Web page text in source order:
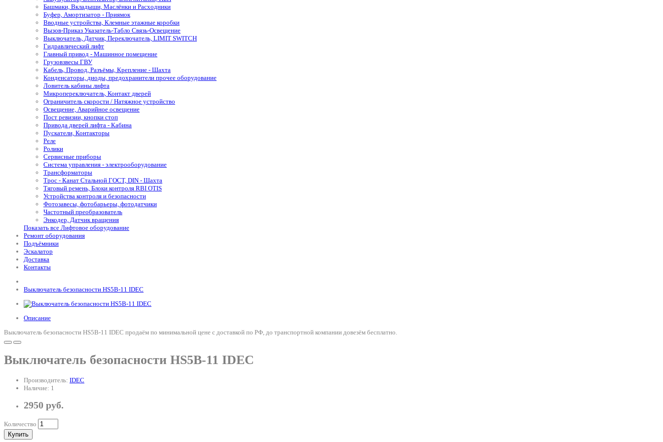
Башмаки, Вкладыши, Маслёнки и Расходники
Буфер, Амортизатор - Приямок
Вводные устройства, Клемные этажные коробки
Вызов-Приказ Указатель-Табло Связь-Освещение
Выключатель, Датчик, Переключатель, LIMIT SWITCH
Гидравлический лифт
Главный привод - Машинное помещение
Грузовзвесы ГВУ
Кабель, Провод, Разъёмы, Крепление - Шахта
Конденсаторы, диоды, предохранители прочее оборудование
Ловитель кабины лифта
Микропереключатель, Контакт дверей
Ограничитель скорости / Натяжное устройство
Освещение, Аварийное освещение
Пост ревизии, кнопки стоп
Привода дверей лифта - Кабина
Пускатели, Контакторы
Реле
Ролики
Сервисные приборы
Система управления - электрооборудование
Трансформаторы
Трос - Канат Стальной ГОСТ, DIN - Шахта
Тяговый ремень, Блоки контроля RBI OTIS
Устройства контроля и безопасности
Фотозавесы, фотобарьеры, фотодатчики
Частотный преобразователь
Энкодер, Датчик вращения
Показать все Лифтовое оборудование
Ремонт оборудования
Подъёмники
Эскалатор
Доставка
Контакты
Выключатель безопасности HS5B-11 IDEC
Описание
Выключатель безопасности HS5B-11 IDEC продаём по минимальной цене с доставкой по РФ, до транспортной компании довезём бесплатно.
Выключатель безопасности HS5B-11 IDEC
Производитель: IDEC
Наличие: 1
2950 руб.
Количество
Купить